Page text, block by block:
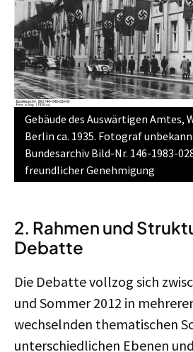
Gebäude des Auswärtigen Amtes,
Berlin ca. 1935. Fotograf
Bundesarchiv Bild-Nr. 146-1983-
freundlicher Genehmigung
2. Rahmen und
Debatte
Die Debatte vollzog sich
und Sommer 2012 in
wechselnden thematischen
unterschiedlichen Ebenen